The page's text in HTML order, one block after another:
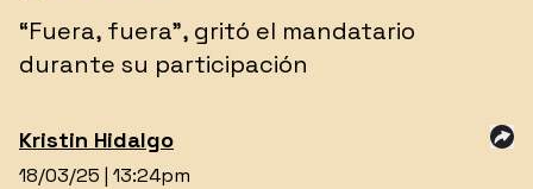
“Fuera, fuera”, gritó el mandatario
durante su participación
Kristin Hidalgo
18/03/25 | 13:24pm